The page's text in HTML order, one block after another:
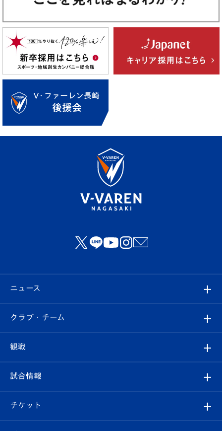
ニュース
すべて
クラブ
試合情報
クラブ・チーム
クラブ概要
エンブレム紹介
観戦
観戦ルール
はじめての観戦ガイド
試合情報
試合日程/結果
チケット